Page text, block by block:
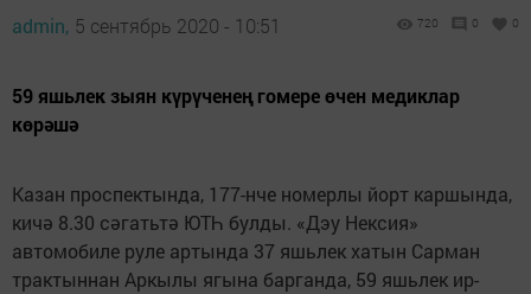
admin, 5 сентябрь 2020 - 10:51 720 0 0
59 яшьлек зыян күрүченең гомере өчен медиклар
көрәшә
Казан проспектында, 177-нче номерлы йорт каршында,
кичә 8.30 сәгатьтә ЮТҺ булды. «Дэу Нексия»
автомобиле руле артында 37 яшьлек хатын Сарман
трактыннан Аркылы ягына барганда, 59 яшьлек ир-